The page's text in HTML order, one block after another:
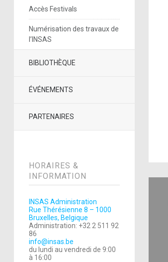
Accès Festivals
Numérisation des travaux de
l’INSAS
BIBLIOTHÈQUE
ÉVÉNEMENTS
PARTENAIRES
HORAIRES &
INFORMATION
INSAS Administration
Rue Thérésienne 8 – 1000
Bruxelles, Belgique
Administration: +32 2 511 92
86
info@insas.be
du lundi au vendredi de 9:00
à 16:00